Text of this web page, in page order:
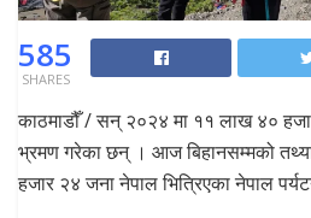
585
SHARES
काठमाडौँ / सन् २०२४ मा ११ लाख ४०
भ्रमण गरेका छन् । आज बिहानसम्मको
हजार २४ जना नेपाल भित्रिएका नेपाल